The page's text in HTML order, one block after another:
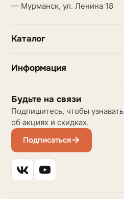
— Мурманск, ул. Ленина 18
Каталог
Информация
Будьте на связи
Подпишитесь, чтобы узнавать
об акциях и скидках.
Подписаться